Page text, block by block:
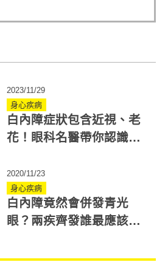
2023/11/29
身心疾病
白內障症狀包含近視、老
花！眼科名醫帶你認識白
2020/11/23
身心疾病
白內障竟然會併發青光
眼？兩疾齊發誰最應該優